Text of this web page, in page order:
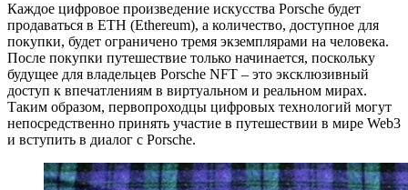
Каждое цифровое произведение искусства Porsche будет
продаваться в ETH (Ethereum), а количество, доступное для
покупки, будет ограничено тремя экземплярами на человека.
После покупки путешествие только начинается, поскольку
будущее для владельцев Porsche NFT – это эксклюзивный
доступ к впечатлениям в виртуальном и реальном мирах.
Таким образом, первопроходцы цифровых технологий могут
непосредственно принять участие в путешествии в мире Web3
и вступить в диалог с Porsche.